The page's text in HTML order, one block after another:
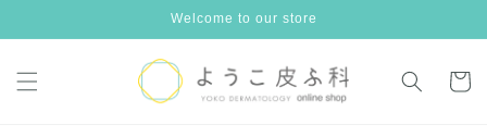
進む
Welcome to our store
ー